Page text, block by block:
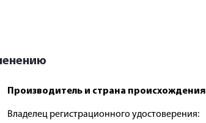
Производитель и страна происхождения
Владелец регистрационного удостоверения: